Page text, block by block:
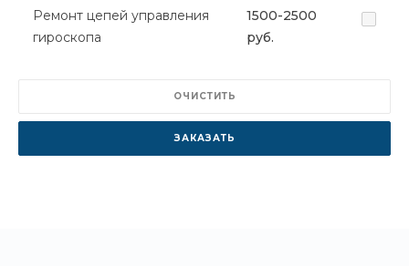
Ремонт цепей управления
гироскопа
1500-2500
руб.
ОЧИСТИТЬ
ЗАКАЗАТЬ